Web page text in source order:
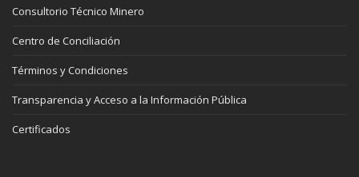
Consultorio Técnico Minero
Centro de Conciliación
Términos y Condiciones
Transparencia y Acceso a la Información Pública
Certificados